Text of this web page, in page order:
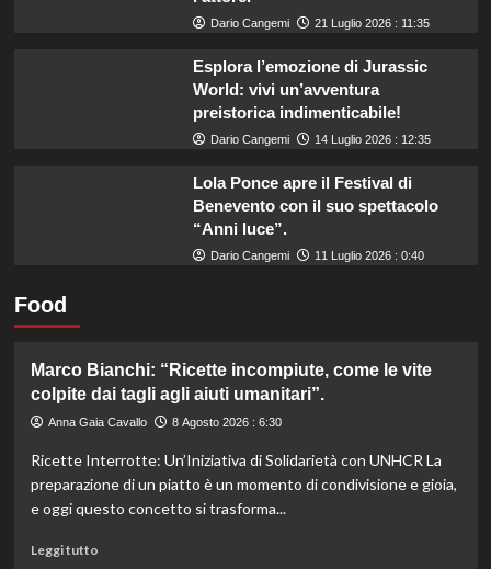
Dario Cangemi 21 Luglio 2026 : 11:35
Esplora l’emozione di Jurassic
World: vivi un’avventura
preistorica indimenticabile!
Dario Cangemi 14 Luglio 2026 : 12:35
Lola Ponce apre il Festival di
Benevento con il suo spettacolo
“Anni luce”.
Dario Cangemi 11 Luglio 2026 : 0:40
Food
Marco Bianchi: “Ricette incompiute, come le vite
colpite dai tagli agli aiuti umanitari”.
Anna Gaia Cavallo 8 Agosto 2026 : 6:30
Ricette Interrotte: Un’Iniziativa di Solidarietà con UNHCR La
preparazione di un piatto è un momento di condivisione e gioia,
e oggi questo concetto si trasforma...
Leggi tuttoLeggi